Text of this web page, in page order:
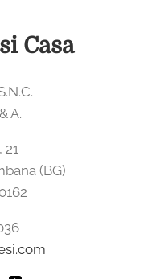
Casa
A.
21
(BG)